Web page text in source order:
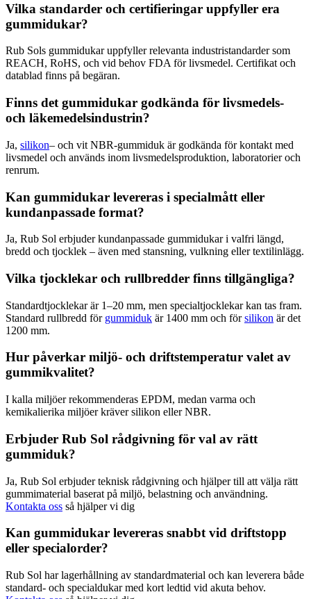
Vilka standarder och certifieringar uppfyller era
gummidukar?
Rub Sols gummidukar uppfyller relevanta industristandarder som
REACH, RoHS, och vid behov FDA för livsmedel. Certifikat och
datablad finns på begäran.
Finns det gummidukar godkända för livsmedels-
och läkemedelsindustrin?
Ja, silikon– och vit NBR-gummiduk är godkända för kontakt med
livsmedel och används inom livsmedelsproduktion, laboratorier och
renrum.
Kan gummidukar levereras i specialmått eller
kundanpassade format?
Ja, Rub Sol erbjuder kundanpassade gummidukar i valfri längd,
bredd och tjocklek – även med stansning, vulkning eller textilinlägg.
Vilka tjocklekar och rullbredder finns tillgängliga?
Standardtjocklekar är 1–20 mm, men specialtjocklekar kan tas fram.
Standard rullbredd för gummiduk är 1400 mm och försilikon är det
1200 mm.
Hur påverkar miljö- och driftstemperatur valet av
gummikvalitet?
I kalla miljöer rekommenderas EPDM, medan varma och
kemikalierika miljöer kräver silikon eller NBR.
Erbjuder Rub Sol rådgivning för val av rätt
gummiduk?
Ja, Rub Sol erbjuder teknisk rådgivning och hjälper till att välja rätt
gummimaterial baserat på miljö, belastning och användning.
Kontakta oss så hjälper vi dig
Kan gummidukar levereras snabbt vid driftstopp
eller specialorder?
Rub Sol har lagerhållning av standardmaterial och kan leverera både
standard- och specialdukar med kort ledtid vid akuta behov.